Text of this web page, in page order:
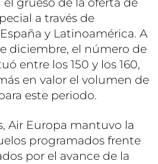
grueso de la oferta de
a través de
y Latinoamérica. A
diciembre, el número de
entre los 150 y los 160,
en valor el volumen de
este periodo.
Air Europa mantuvo la
programados frente
por el avance de la